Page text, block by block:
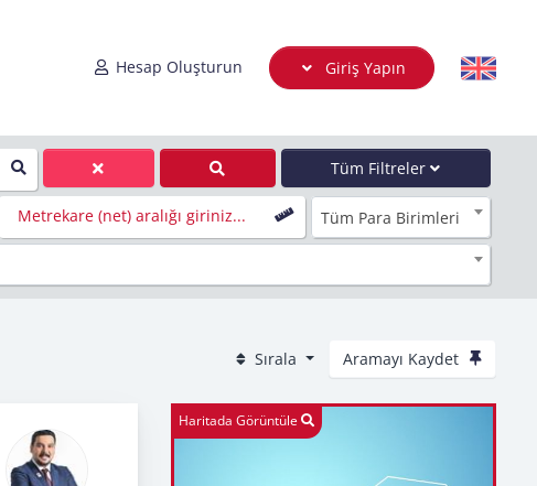
Hesap Oluşturun Giriş Yapın
Tüm Filtreler
Metrekare (net) aralığı giriniz... Tüm Para Birimleri
Sırala Aramayı Kaydet
Haritada Görüntüle